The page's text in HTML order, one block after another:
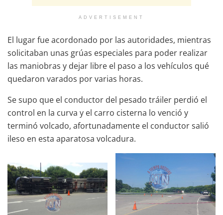
ADVERTISEMENT
El lugar fue acordonado por las autoridades, mientras
solicitaban unas grúas especiales para poder realizar
las maniobras y dejar libre el paso a los vehículos qué
quedaron varados por varias horas.
Se supo que el conductor del pesado tráiler perdió el
control en la curva y el carro cisterna lo venció y
terminó volcado, afortunadamente el conductor salió
ileso en esta aparatosa volcadura.